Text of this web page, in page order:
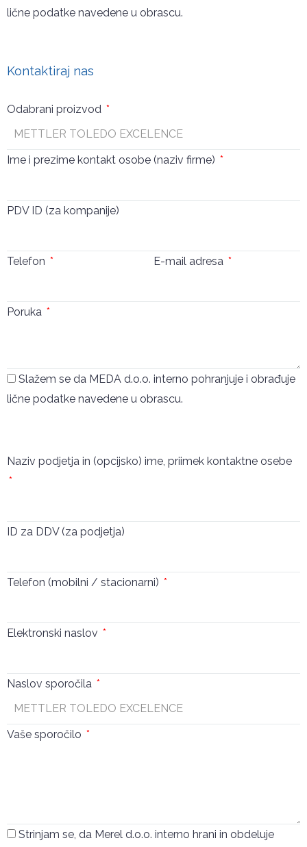
lične podatke navedene u obrascu.
Kontaktiraj nas
Odabrani proizvod
Ime i prezime kontakt osobe (naziv firme)
PDV ID (za kompanije)
Telefon E-mail adresa
Poruka
Slažem se da MEDA d.o.o. interno pohranjuje i obrađuje
lične podatke navedene u obrascu.
Naziv podjetja in (opcijsko) ime, priimek kontaktne osebe
ID za DDV (za podjetja)
Telefon (mobilni / stacionarni)
Elektronski naslov
Naslov sporočila
Vaše sporočilo
Strinjam se, da Merel d.o.o. interno hrani in obdeluje